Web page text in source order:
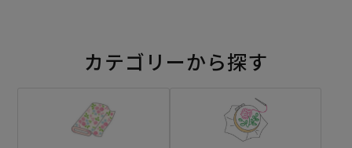
カテゴリーから探す